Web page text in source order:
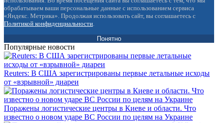
обрабатываем ваши персональные данные с использованием сервиса
«Яндекс. Метрика». Продолжая использовать сайт, вы соглашаетесь с
Политикой конфиденциальности
Понятно
Популярные новости
Reuters: В США зарегистрированы первые летальные исходы
от «взрывной» диареи
Поражены логистические центры в Киеве и области. Что
известно о новом ударе ВС России по целям на Украине